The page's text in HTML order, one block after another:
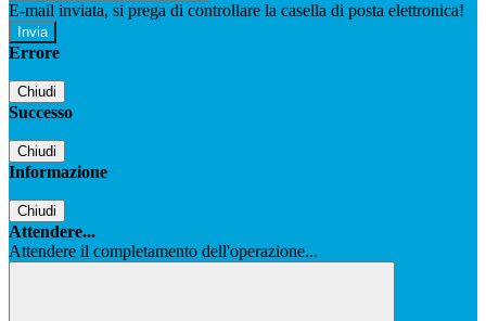
E-mail inviata, si prega di controllare la casella di posta elettronica!
Errore
Chiudi
Successo
Chiudi
Informazione
Chiudi
Attendere...
Attendere il completamento dell'operazione...